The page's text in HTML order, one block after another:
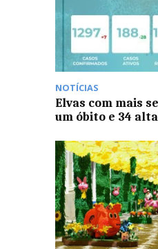
NOTÍCIAS
Elvas com mais
um óbito e 34